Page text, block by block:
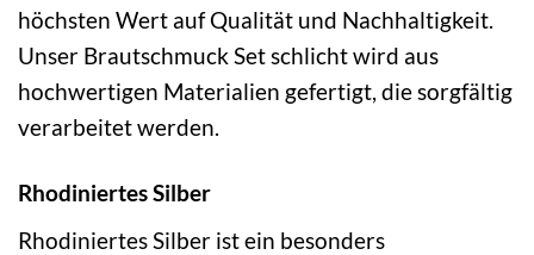
höchsten Wert auf Qualität und Nachhaltigkeit.
Unser Brautschmuck Set schlicht wird aus
hochwertigen Materialien gefertigt, die sorgfältig
verarbeitet werden.
Rhodiniertes Silber
Rhodiniertes Silber ist ein besonders